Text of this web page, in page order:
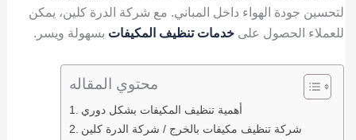
لتحسين جودة الهواء داخل المباني. مع شركة الدرة كلين، يمكن
للعملاء الحصول على خدمات تنظيف المكيفات بسهولة ويسر.
محتوي المقاله
أهمية تنظيف المكيفات بشكل دوري
شركة تنظيف مكيفات بالخرج / شركة الدرة كلين